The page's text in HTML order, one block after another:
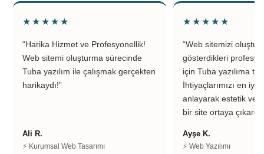
★★★★★
“Harika Hizmet ve Profesyonellik!
Web sitemi oluşturma sürecinde
Tuba yazılım ile çalışmak gerçekten
harikaydı!”
Ali R.
⚡ Kurumsal Web Tasarımı
★★★★★
“Web sitemizi
gösterdikleri
için Tuba yazılıma
İhtiyaçlarımızı en iyi
anlayarak estetik ve
bir site ortaya
Ayşe K.
⚡ Web Yazılımı